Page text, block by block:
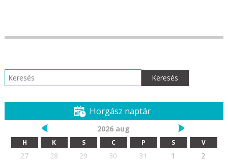
Keresés:
Horgász naptár
2026 aug
H K S C P S V
27 28 29 30 31 1
2